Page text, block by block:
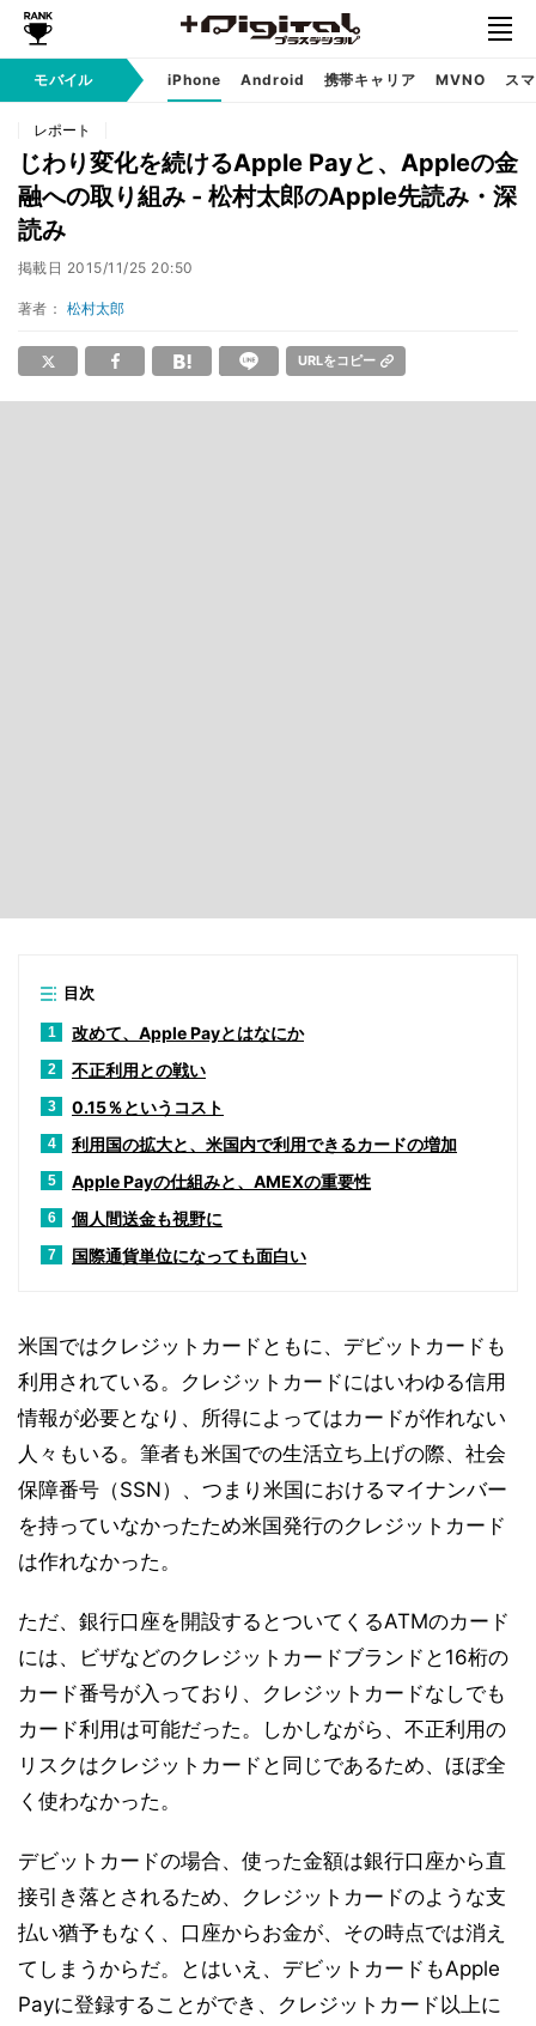
モバイル iPhone Android 携帯キャリア MVNO ス
レポート
じわり変化を続けるApple Payと、Appleの金
融への取り組み - 松村太郎のApple先読み・深
読み
掲載日 2015/11/25 20:50
著者： 松村太郎
URLをコピー
目次
1 改めて、Apple Payとはなにか
2 不正利用との戦い
3 0.15％というコスト
4 利用国の拡大と、米国内で利用できるカードの増加
5 Apple Payの仕組みと、AMEXの重要性
6 個人間送金も視野に
7 国際通貨単位になっても面白い
米国ではクレジットカードともに、デビットカードも
利用されている。クレジットカードにはいわゆる信用
情報が必要となり、所得によってはカードが作れない
人々もいる。筆者も米国での生活立ち上げの際、社会
保障番号（SSN）、つまり米国におけるマイナンバー
を持っていなかったため米国発行のクレジットカード
は作れなかった。
ただ、銀行口座を開設するとついてくるATMのカード
には、ビザなどのクレジットカードブランドと16桁の
カード番号が入っており、クレジットカードなしでも
カード利用は可能だった。しかしながら、不正利用の
リスクはクレジットカードと同じであるため、ほぼ全
く使わなかった。
デビットカードの場合、使った金額は銀行口座から直
接引き落とされるため、クレジットカードのような支
払い猶予もなく、口座からお金が、その時点では消え
てしまうからだ。とはいえ、デビットカードもApple
Payに登録することができ、クレジットカード以上に